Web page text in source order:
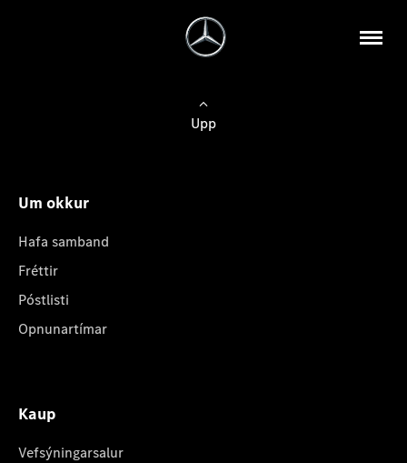
Upp
Um okkur
Hafa samband
Fréttir
Póstlisti
Opnunartímar
Kaup
Vefsýningarsalur